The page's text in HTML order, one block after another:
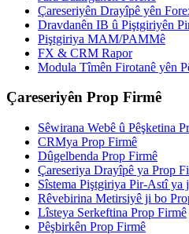
Çareseriyên Drayîpê yên
Dravdanên IB û Piştgiriyên
Piştgiriya MAM/PAMMê
FX & CRM Rapor
Modula Tîmên Firotanê yên
Çareseriyên Prop Firmê
Sêwirana Webê û Pêşketina
CRMya Prop Firmê
Dûgelbenda Prop Firmê
Çareseriya Drayîpê ya Prop
Sîstema Piştgiriya Pir-Astî ya
Rêvebirina Metirsiyê ji bo
Lîsteya Serkeftina Prop Firmê
Pêşbirkên Prop Firmê